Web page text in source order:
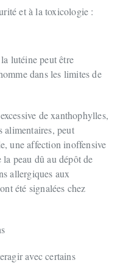
et à la toxicologie :
lutéine peut être
dans les limites de
de xanthophylles,
alimentaires, peut
une affection inoffensive
peau dû au dépôt de
allergiques aux
été signalées chez
avec certains